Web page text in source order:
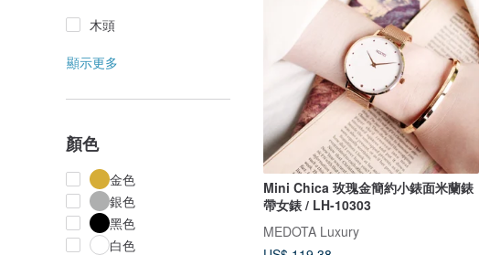
木頭
顯示更多
顏色
金色
銀色
黑色
白色
Mini Chica 玫瑰金簡約小錶面米蘭錶
帶女錶 / LH-10303
MEDOTA Luxury